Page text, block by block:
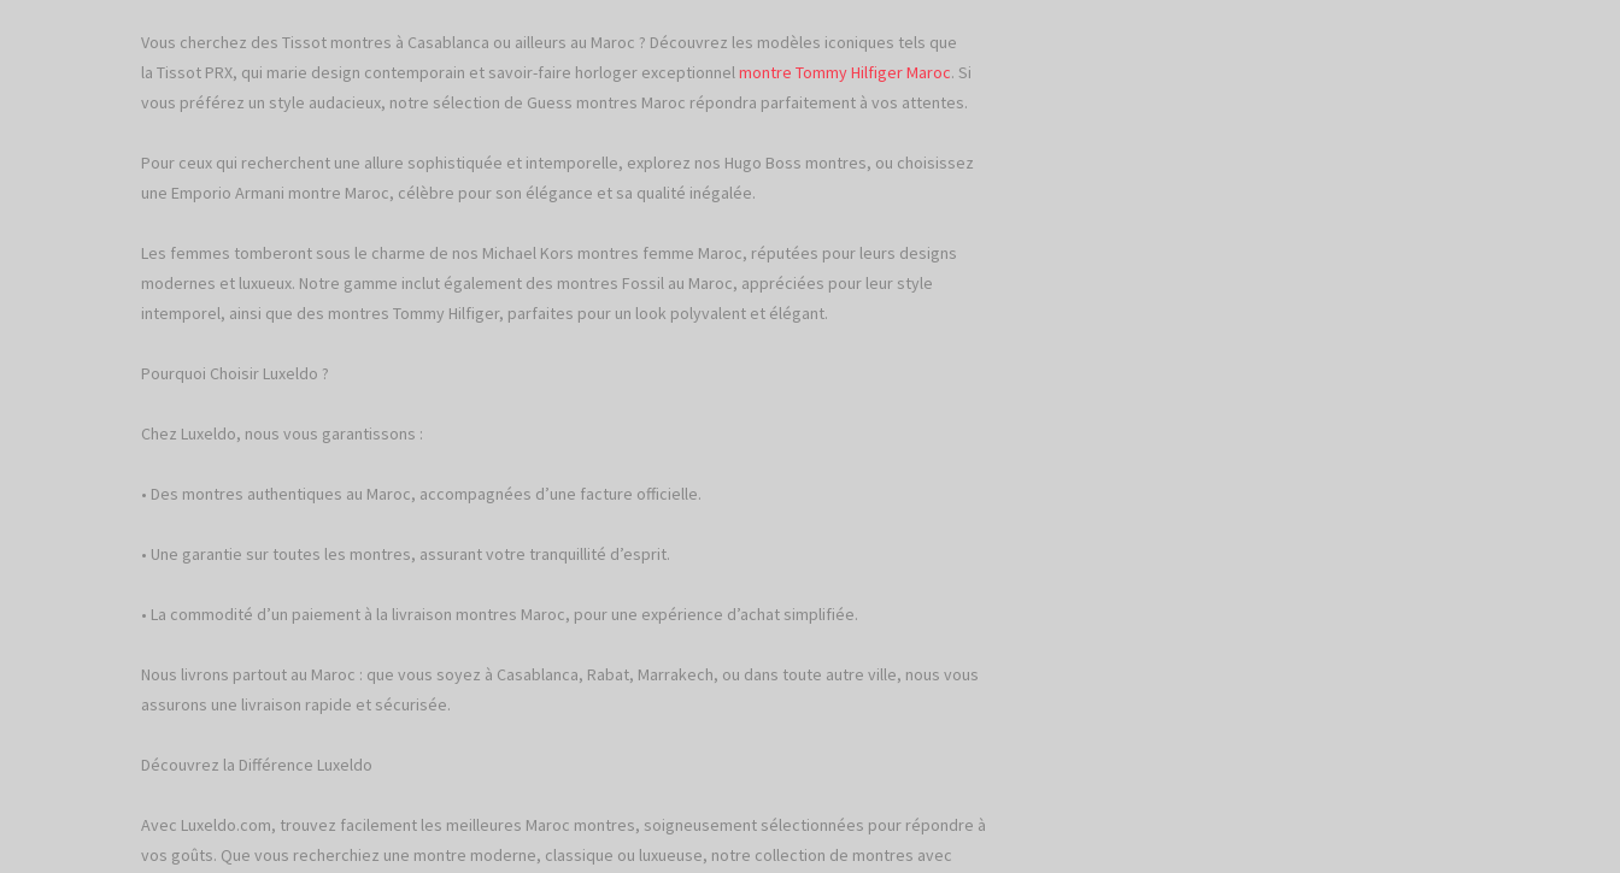
Vous cherchez des Tissot montres à Casablanca ou ailleurs au Maroc ? Découvrez les modèles iconiques tels que
la Tissot PRX, qui marie design contemporain et savoir-faire horloger exceptionnelmontre Tommy Hilfiger Maroc. Si
vous préférez un style audacieux, notre sélection de Guess montres Maroc répondra parfaitement à vos attentes.
Pour ceux qui recherchent une allure sophistiquée et intemporelle, explorez nos Hugo Boss montres, ou choisissez
une Emporio Armani montre Maroc, célèbre pour son élégance et sa qualité inégalée.
Les femmes tomberont sous le charme de nos Michael Kors montres femme Maroc, réputées pour leurs designs
modernes et luxueux. Notre gamme inclut également des montres Fossil au Maroc, appréciées pour leur style
intemporel, ainsi que des montres Tommy Hilfiger, parfaites pour un look polyvalent et élégant.
Pourquoi Choisir Luxeldo ?
Chez Luxeldo, nous vous garantissons :
• Des montres authentiques au Maroc, accompagnées d’une facture officielle.
• Une garantie sur toutes les montres, assurant votre tranquillité d’esprit.
• La commodité d’un paiement à la livraison montres Maroc, pour une expérience d’achat simplifiée.
Nous livrons partout au Maroc : que vous soyez à Casablanca, Rabat, Marrakech, ou dans toute autre ville, nous vous
assurons une livraison rapide et sécurisée.
Découvrez la Différence Luxeldo
Avec Luxeldo.com, trouvez facilement les meilleures Maroc montres, soigneusement sélectionnées pour répondre à
vos goûts. Que vous recherchiez une montre moderne, classique ou luxueuse, notre collection de montres avec